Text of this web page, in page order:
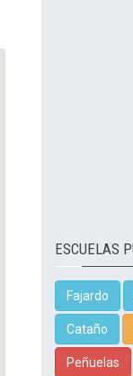
ESCUELAS
Fajardo
Cataño
Peñuelas